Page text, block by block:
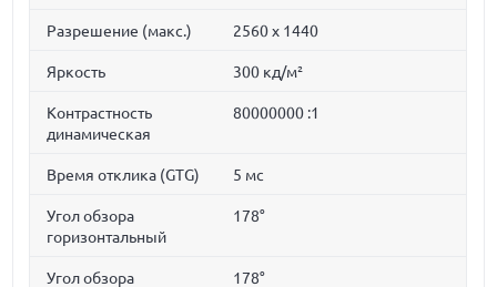
Разрешение (макс.) 2560 x 1440
Яркость 300 кд/м²
Контрастность
динамическая
80000000 :1
Время отклика (GTG) 5 мс
Угол обзора
горизонтальный
178°
Угол обзора 178°